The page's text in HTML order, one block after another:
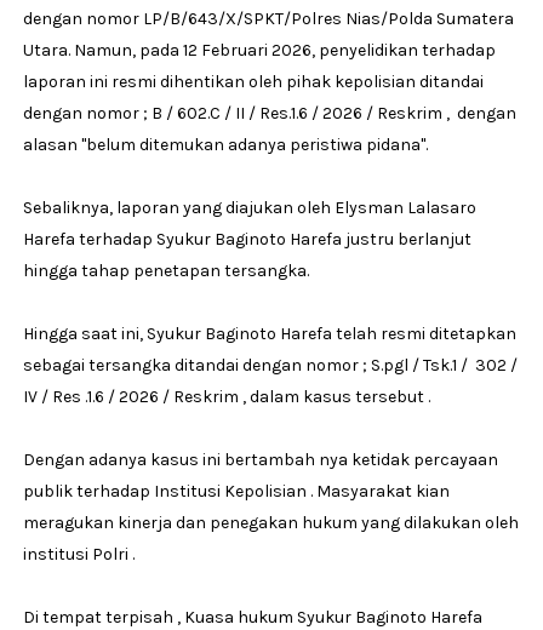
dengan nomor LP/B/643/X/SPKT/Polres Nias/Polda Sumatera
Utara. Namun, pada 12 Februari 2026, penyelidikan terhadap
laporan ini resmi dihentikan oleh pihak kepolisian ditandai
dengan nomor ; B / 602.C / II / Res.1.6 / 2026 / Reskrim , dengan
alasan "belum ditemukan adanya peristiwa pidana".
Sebaliknya, laporan yang diajukan oleh Elysman Lalasaro
Harefa terhadap Syukur Baginoto Harefa justru berlanjut
hingga tahap penetapan tersangka.
Hingga saat ini, Syukur Baginoto Harefa telah resmi ditetapkan
sebagai tersangka ditandai dengan nomor ; S.pgl / Tsk.1 / 302 /
IV / Res .1.6 / 2026 / Reskrim , dalam kasus tersebut .
Dengan adanya kasus ini bertambah nya ketidak percayaan
publik terhadap Institusi Kepolisian . Masyarakat kian
meragukan kinerja dan penegakan hukum yang dilakukan oleh
institusi Polri .
Di tempat terpisah , Kuasa hukum Syukur Baginoto Harefa